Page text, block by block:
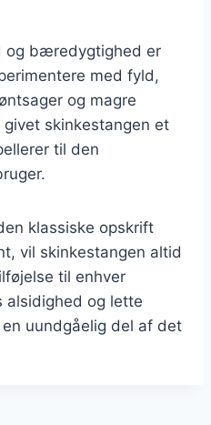
og bæredygtighed er
med fyld,
og magre
skinkestangen et
til den
klassiske opskrift
vil skinkestangen altid
til enhver
alsidighed og lette
uundgåelig del af det